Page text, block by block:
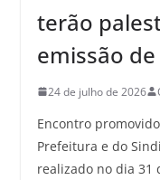
terão
emissão
24 de julho de 2026
Encontro
Prefeitura e do
realizado no dia 31